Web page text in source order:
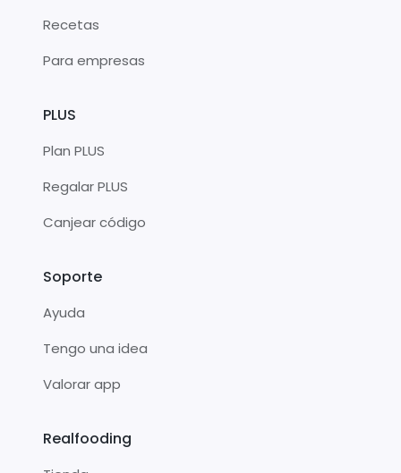
Recetas
Para empresas
PLUS
Plan PLUS
Regalar PLUS
Canjear código
Soporte
Ayuda
Tengo una idea
Valorar app
Realfooding